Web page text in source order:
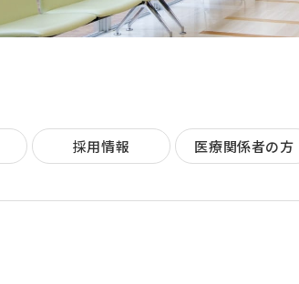
採用情報 医療関係者の方